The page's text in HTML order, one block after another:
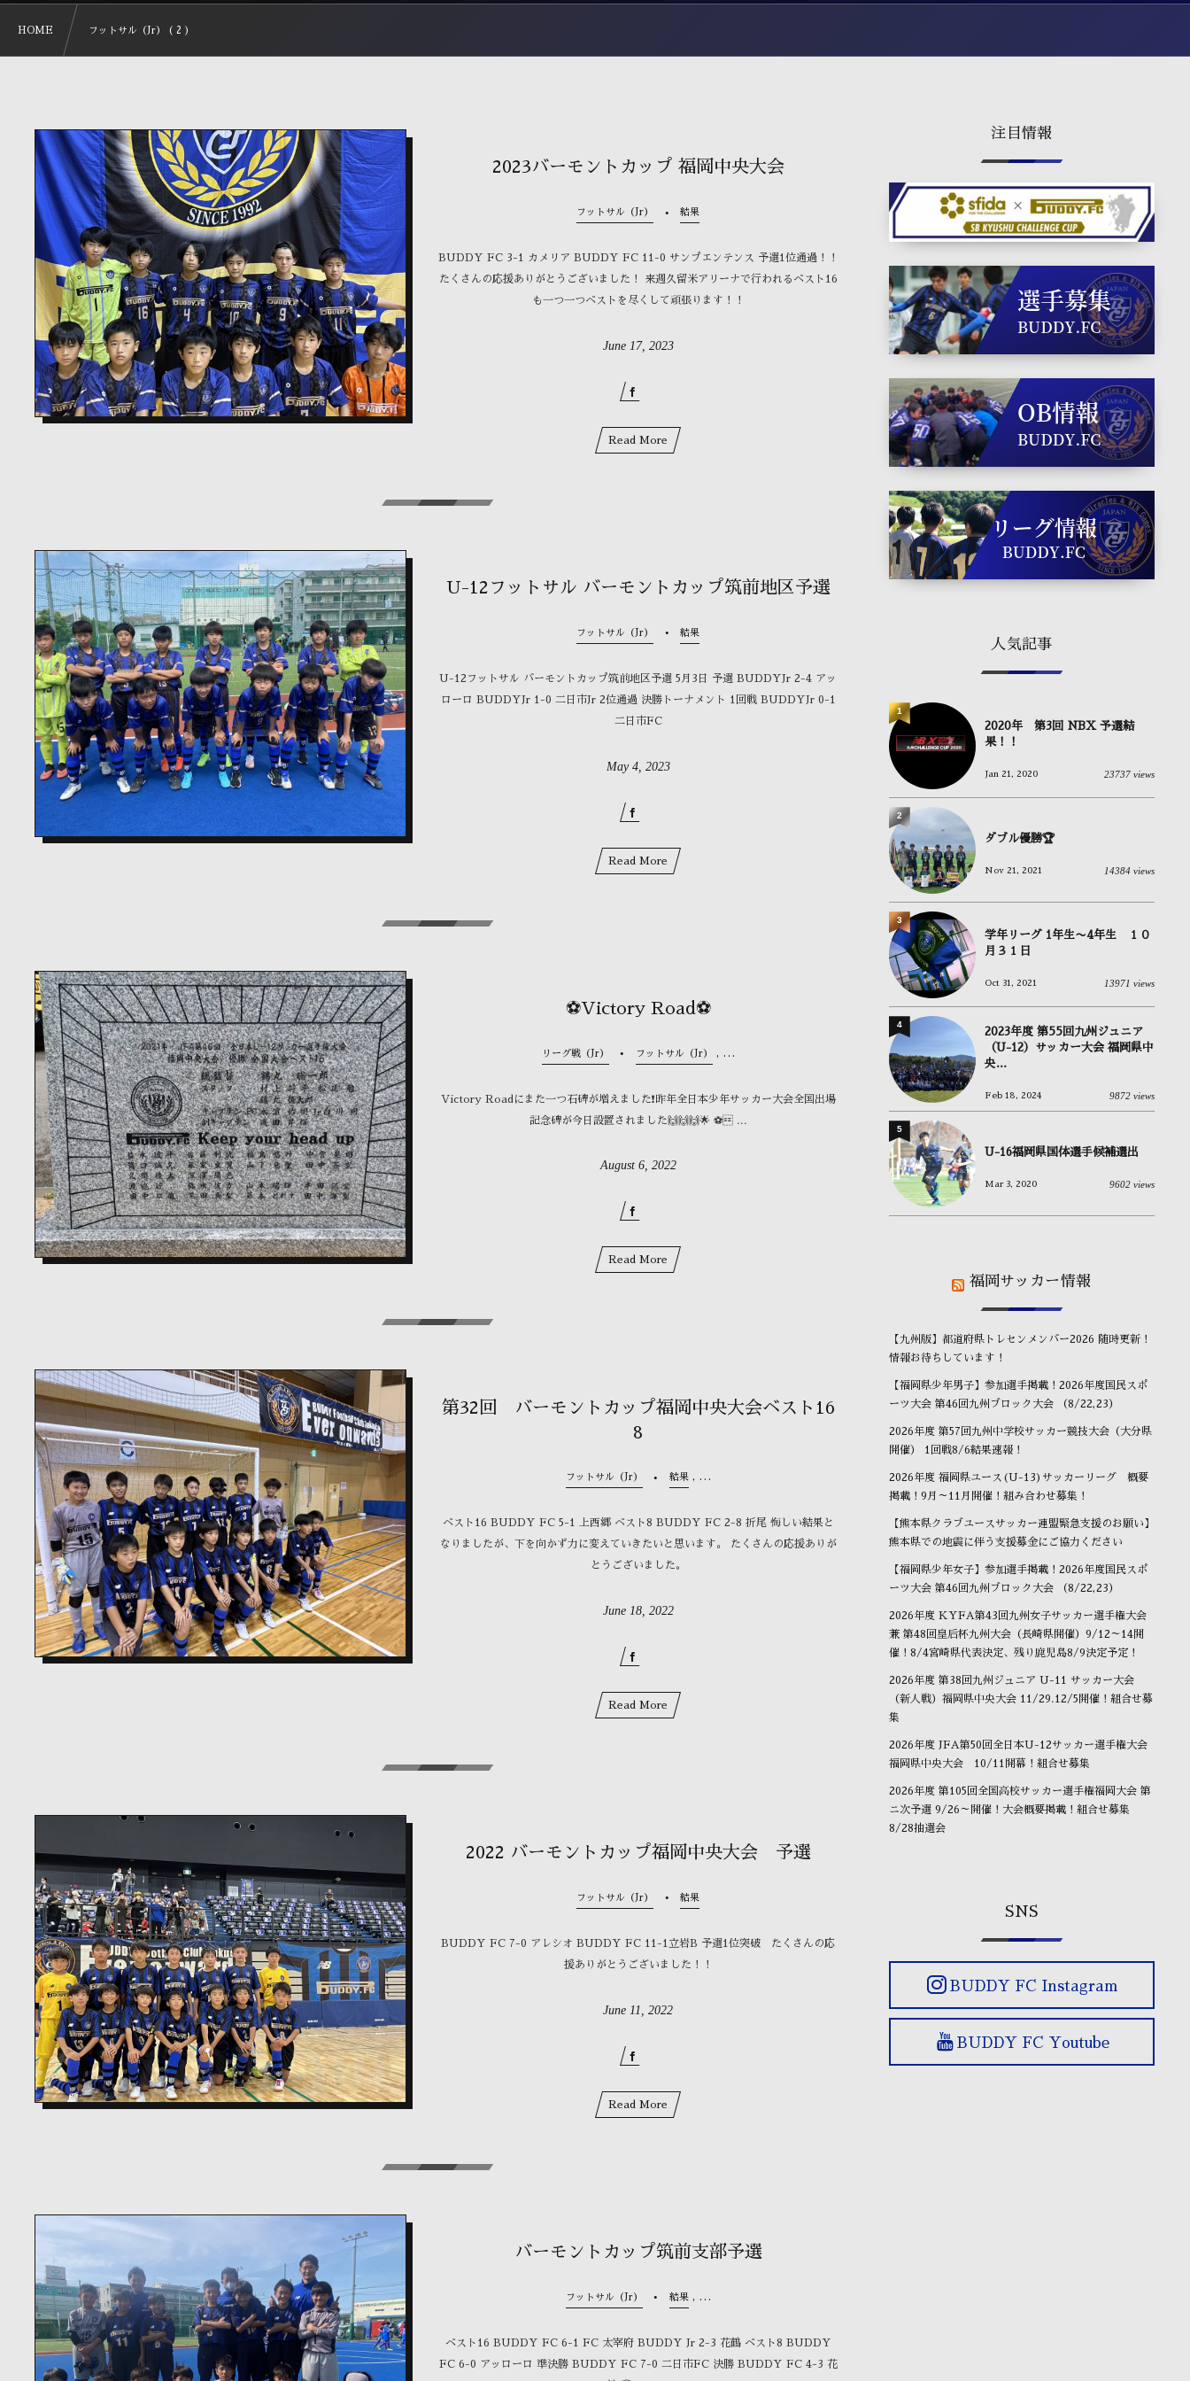
HOME フットサル（Jr） ( 2 )
2023バーモントカップ 福岡中央大会
フットサル（Jr） 結果
BUDDY FC 3-1 カメリア BUDDY FC 11-0 サンプエンテンス 予選1位通過！！
たくさんの応援ありがとうございました！ 来週久留米アリーナで行われるベスト16
も一つ一つベストを尽くして頑張ります！！
June 17, 2023
Read More
U-12フットサル バーモントカップ筑前地区予選
フットサル（Jr） 結果
U-12フットサル バーモントカップ筑前地区予選 5月3日 予選 BUDDYJr 2-4 アッ
ローロ BUDDYJr 1-0 二日市Jr 2位通過 決勝トーナメント 1回戦 BUDDYJr 0-1
二日市FC
May 4, 2023
Read More
⚽Victory Road⚽
リーグ戦（Jr） フットサル（Jr） , …
Victory Roadにまた一つ石碑が増えました❗️昨年全日本少年サッカー大会全国出場
記念碑が今日設置されました🙌🙌🙌🌟 ⚽ ...
August 6, 2022
Read More
第32回 バーモントカップ福岡中央大会ベスト16
8
フットサル（Jr） 結果, …
ベスト16 BUDDY FC 5-1 上西郷 ベスト8 BUDDY FC 2-8 折尾 悔しい結果と
なりましたが、下を向かず力に変えていきたいと思います。 たくさんの応援ありが
とうございました。
June 18, 2022
Read More
2022 バーモントカップ福岡中央大会 予選
フットサル（Jr） 結果
BUDDY FC 7-0 アレシオ BUDDY FC 11-1立岩B 予選1位突破 たくさんの応
援ありがとうございました！！
June 11 ,2022
Read More
バーモントカップ筑前支部予選
フットサル（Jr） 結果, …
ベスト16 BUDDY FC 6-1 FC 太宰府 BUDDY Jr 2-3 花鶴 ベスト8 BUDDY
FC 6-0 アッローロ 準決勝 BUDDY FC 7-0 二日市FC 決勝 BUDDY FC 4-3 花
注目情報
人気記事
2020年 第3回 NBX 予選結
果！！
Jan 21, 2020 23737 views
1
ダブル優勝🏆
Nov 21, 2021 14384 views
2
学年リーグ 1年生〜4年生 １０
月３１日
Oct 31, 2021 13971 views
3
2023年度 第55回九州ジュニア
（U-12）サッカー大会 福岡県中
央...
Feb 18, 2024 9872 views
4
U-16福岡県国体選手候補選出
Mar 3, 2020 9602 views
5
福岡サッカー情報
【九州版】都道府県トレセンメンバー2026 随時更新！
情報お待ちしています！
【福岡県少年男子】参加選手掲載！2026年度国民スポ
ーツ大会 第46回九州ブロック大会 （8/22,23）
2026年度 第57回九州中学校サッカー競技大会（大分県
開催） 1回戦8/6結果速報！
2026年度 福岡県ユース(U-13)サッカーリーグ 概要
掲載！9月～11月開催！組み合わせ募集！
【熊本県クラブユースサッカー連盟緊急支援のお願い】
熊本県での地震に伴う支援募金にご協力ください
【福岡県少年女子】参加選手掲載！2026年度国民スポ
ーツ大会 第46回九州ブロック大会 （8/22,23）
2026年度 KYFA第43回九州女子サッカー選手権大会
兼 第48回皇后杯九州大会（長崎県開催）9/12～14開
催！8/4宮崎県代表決定、残り鹿児島8/9決定予定！
2026年度 第38回九州ジュニア U-11 サッカー大会
（新人戦）福岡県中央大会 11/29.12/5開催！組合せ募
集
2026年度 JFA第50回全日本U-12サッカー選手権大会
福岡県中央大会 10/11開幕！組合せ募集
2026年度 第105回全国高校サッカー選手権福岡大会 第
ニ次予選 9/26～開催！大会概要掲載！組合せ募集
8/28抽選会
SNS
BUDDY FC Instagram
BUDDY FC Youtube